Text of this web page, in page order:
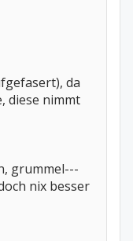
da
diese nimmt
grummel---
nix besser